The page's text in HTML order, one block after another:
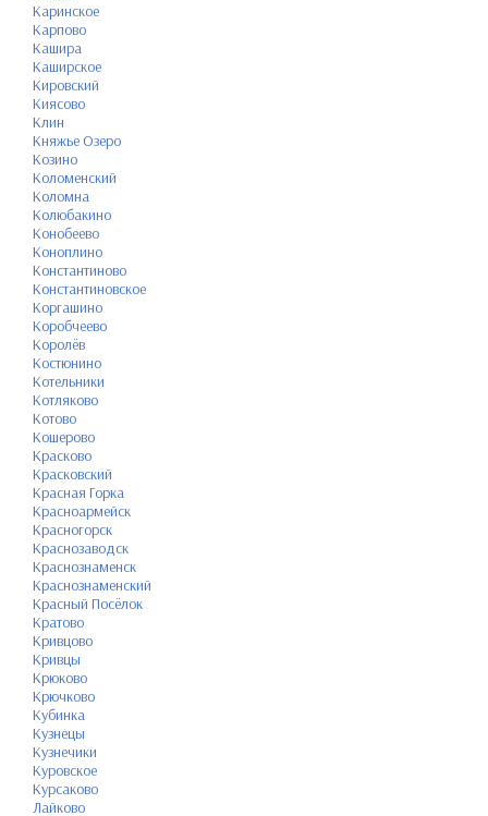
Каринское
Карпово
Кашира
Каширское
Кировский
Киясово
Клин
Княжье Озеро
Козино
Коломенский
Коломна
Колюбакино
Конобеево
Коноплино
Константиново
Константиновское
Коргашино
Коробчеево
Королёв
Костюнино
Котельники
Котляково
Котово
Кошерово
Красково
Красковский
Красная Горка
Красноармейск
Красногорск
Краснозаводск
Краснознаменск
Краснознаменский
Красный Посёлок
Кратово
Кривцово
Кривцы
Крюково
Крючково
Кубинка
Кузнецы
Кузнечики
Куровское
Курсаково
Лайково